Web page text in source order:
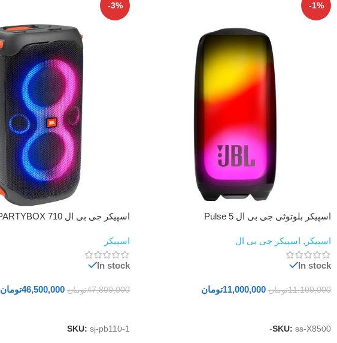
-1%
اسپیکر بلوتوثی جی بی ال Pulse 5
اسپیکر , اسپیکر جی بی ال
In stock
11,100,000تومان 11,000,000تومان
SKU: ss-X8500-
-3%
اسپیکر جی بی ال PARTYBOX 710
اسپیکر
In stock
47,800,000تومان 46,500,000تومان
SKU: sj-pb110-1